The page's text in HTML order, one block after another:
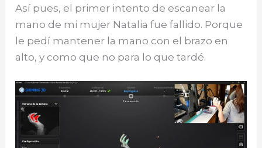
Así pues, el primer intento de escanear la
mano de mi mujer Natalia fue fallido. Porque
le pedí mantener la mano con el brazo en
alto, y como que no para lo que tardé.